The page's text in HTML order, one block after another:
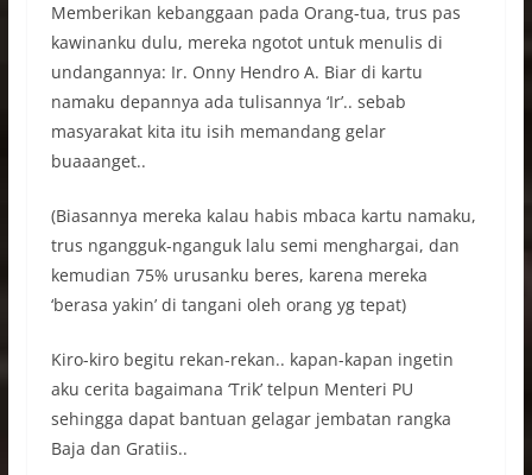
Memberikan kebanggaan pada Orang-tua, trus pas
kawinanku dulu, mereka ngotot untuk menulis di
undangannya: Ir. Onny Hendro A. Biar di kartu
namaku depannya ada tulisannya ‘Ir’.. sebab
masyarakat kita itu isih memandang gelar
buaaanget..
(Biasannya mereka kalau habis mbaca kartu namaku,
trus ngangguk-nganguk lalu semi menghargai, dan
kemudian 75% urusanku beres, karena mereka
‘berasa yakin’ di tangani oleh orang yg tepat)
Kiro-kiro begitu rekan-rekan.. kapan-kapan ingetin
aku cerita bagaimana ‘Trik’ telpun Menteri PU
sehingga dapat bantuan gelagar jembatan rangka
Baja dan Gratiis..